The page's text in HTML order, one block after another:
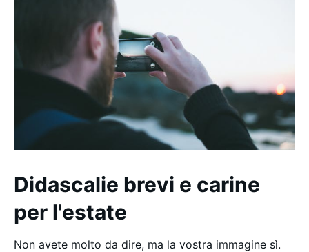
Didascalie brevi e carine
per l'estate
Non avete molto da dire, ma la vostra immagine sì.